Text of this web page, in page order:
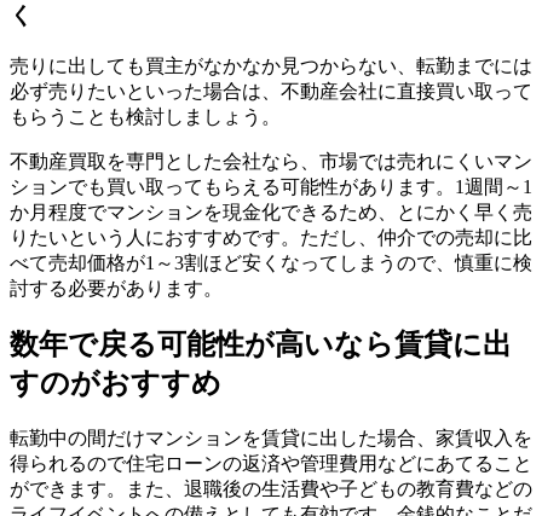
く
売りに出しても買主がなかなか見つからない、転勤までには
必ず売りたいといった場合は、不動産会社に直接買い取って
もらうことも検討しましょう。
不動産買取を専門とした会社なら、市場では売れにくいマン
ションでも買い取ってもらえる可能性があります。1週間～1
か月程度でマンションを現金化できるため、とにかく早く売
りたいという人におすすめです。ただし、仲介での売却に比
べて売却価格が1～3割ほど安くなってしまうので、慎重に検
討する必要があります。
数年で戻る可能性が高いなら賃貸に出
すのがおすすめ
転勤中の間だけマンションを賃貸に出した場合、家賃収入を
得られるので住宅ローンの返済や管理費用などにあてること
ができます。また、退職後の生活費や子どもの教育費などの